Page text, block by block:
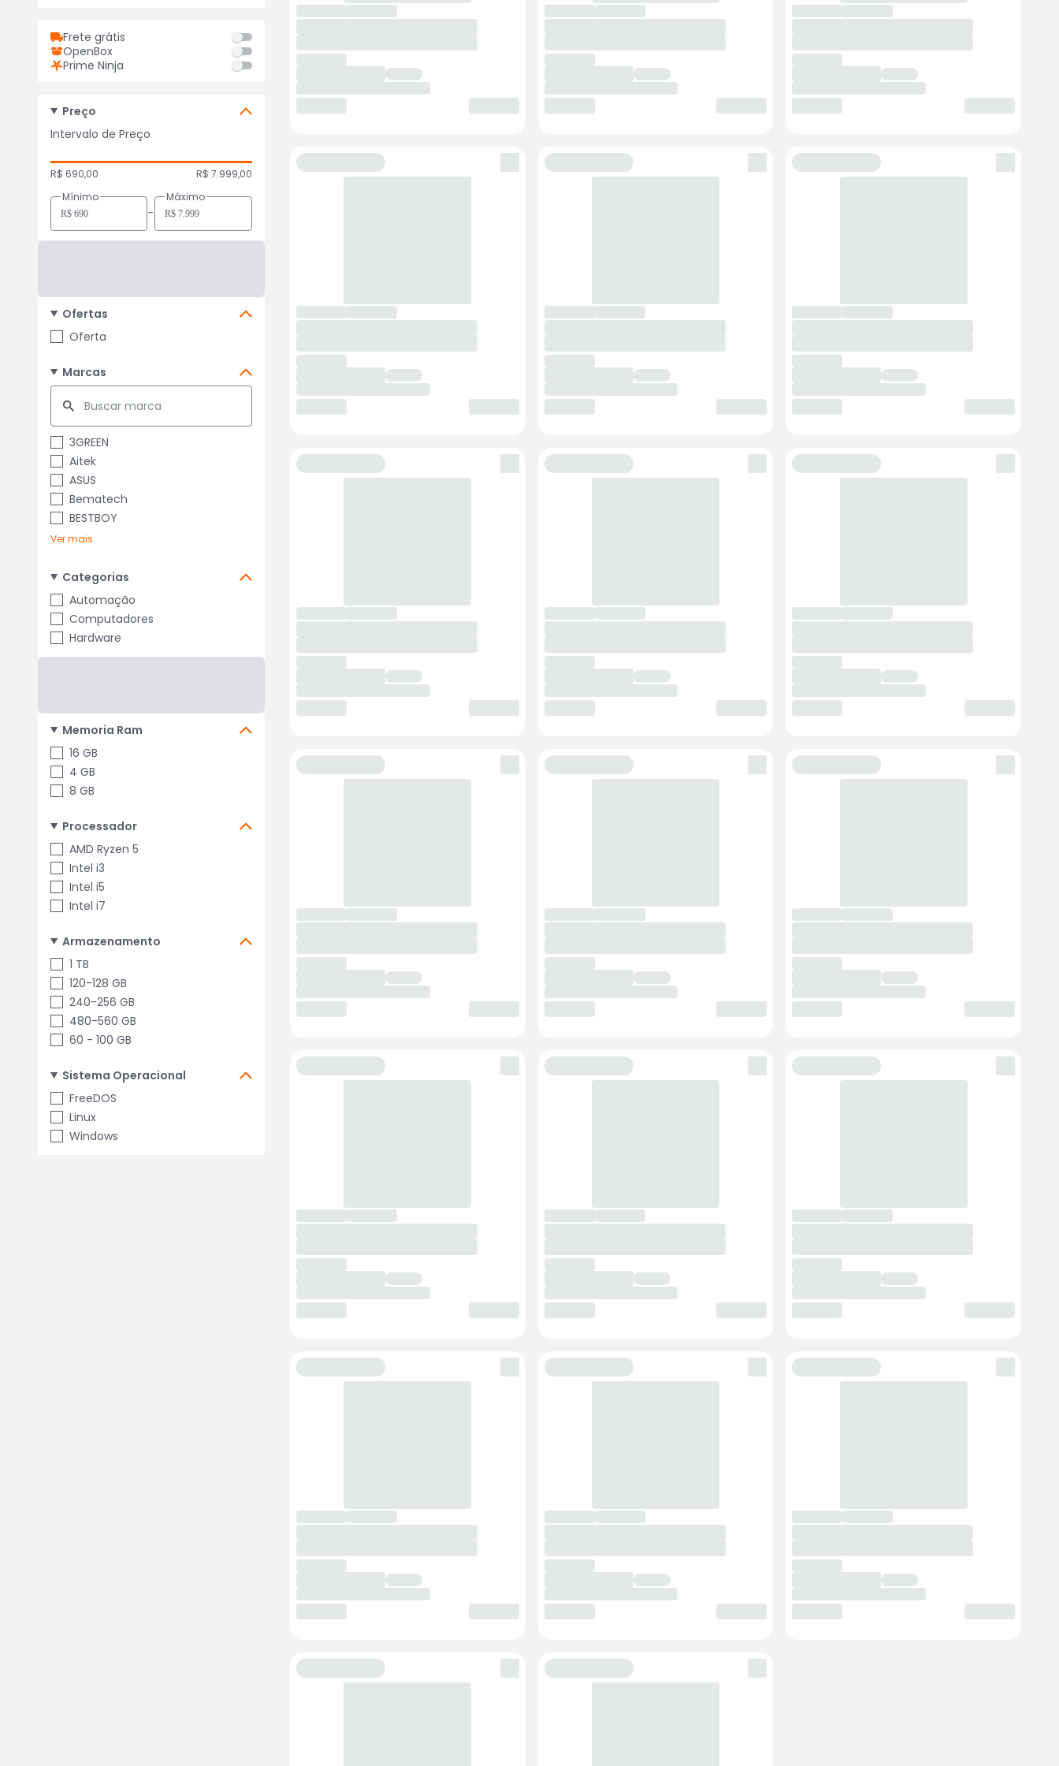
Frete grátis
OpenBox
Prime Ninja
Preço
Intervalo de Preço
R$ 690,00
R$ 7.999,00
Mínimo
-
Máximo
Ofertas
Oferta
Marcas
3GREEN
Aitek
ASUS
Bematech
BESTBOY
Ver mais
Categorias
Automação
Computadores
Hardware
Memoria Ram
16 GB
4 GB
8 GB
Processador
AMD Ryzen 5
Intel i3
Intel i5
Intel i7
Armazenamento
1 TB
120-128 GB
240-256 GB
480-560 GB
60 - 100 GB
Sistema Operacional
FreeDOS
Linux
Windows